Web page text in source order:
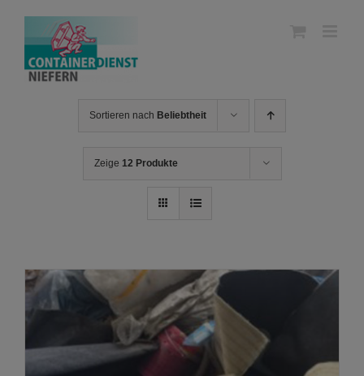
content
Sortieren nach Beliebtheit
Zeige 12 Produkte